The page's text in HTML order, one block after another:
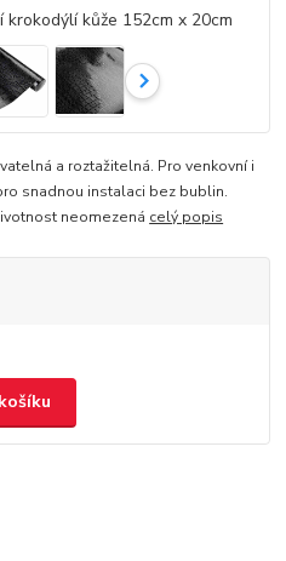
a roztažitelná. Pro venkovní i
snadnou instalaci bez bublin.
neomezená celý popis